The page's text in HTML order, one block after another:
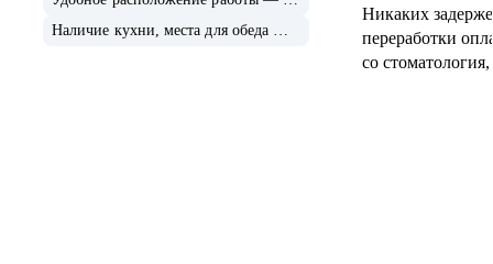
Никаких
переработки
со